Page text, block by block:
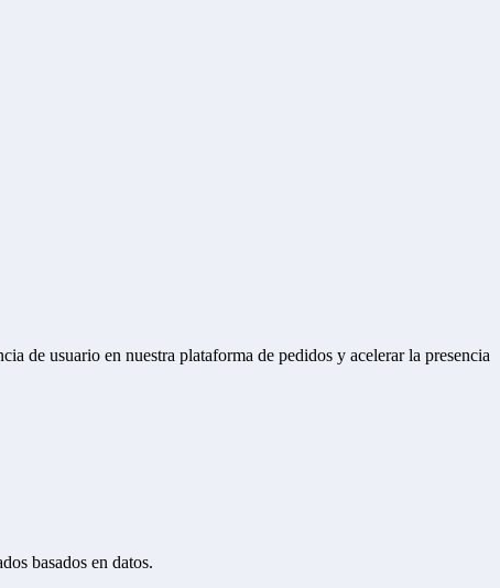
de usuario en nuestra plataforma de pedidos y acelerar la presencia
basados en datos.